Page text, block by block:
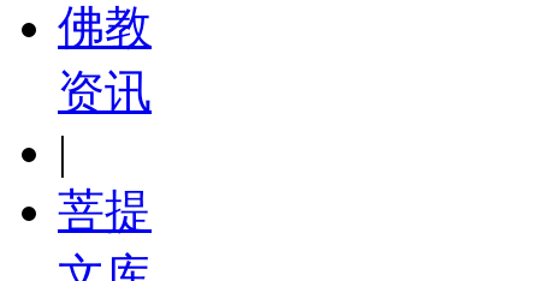
佛教
资讯
|
菩提